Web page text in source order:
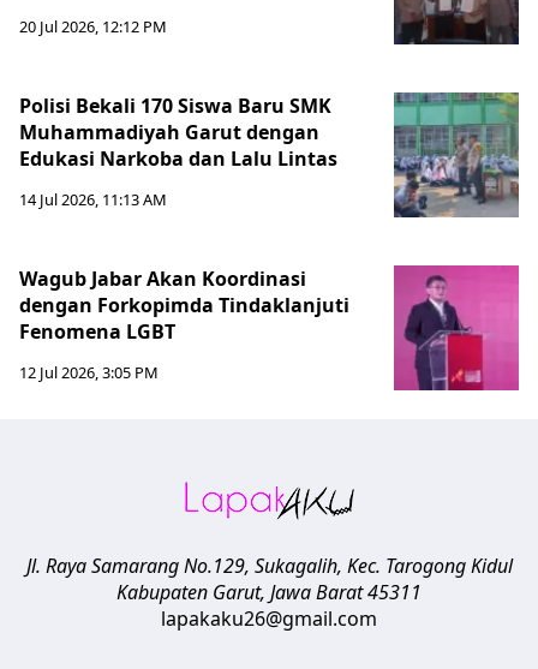
20 Jul 2026, 12:12 PM
Polisi Bekali 170 Siswa Baru SMK
Muhammadiyah Garut dengan
Edukasi Narkoba dan Lalu Lintas
14 Jul 2026, 11:13 AM
Wagub Jabar Akan Koordinasi
dengan Forkopimda Tindaklanjuti
Fenomena LGBT
12 Jul 2026, 3:05 PM
Jl. Raya Samarang No.129, Sukagalih, Kec. Tarogong Kidul
Kabupaten Garut, Jawa Barat45311
lapakaku26@gmail.com